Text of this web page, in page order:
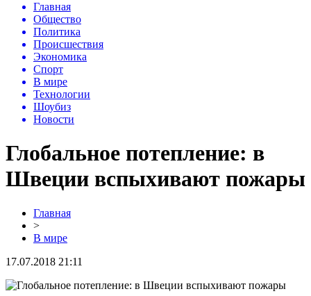
Главная
Общество
Политика
Происшествия
Экономика
Спорт
В мире
Технологии
Шоубиз
Новости
Глобальное потепление: в
Швеции вспыхивают пожары
Главная
>
В мире
17.07.2018 21:11